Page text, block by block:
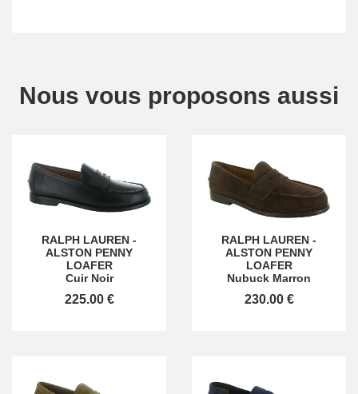
Nous vous proposons aussi
RALPH LAUREN -
ALSTON PENNY
LOAFER
Cuir Noir
225.00 €
RALPH LAUREN -
ALSTON PENNY
LOAFER
Nubuck Marron
230.00 €